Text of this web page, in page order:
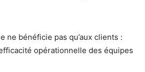
ne bénéficie pas qu’aux clients :
opérationnelle des équipes